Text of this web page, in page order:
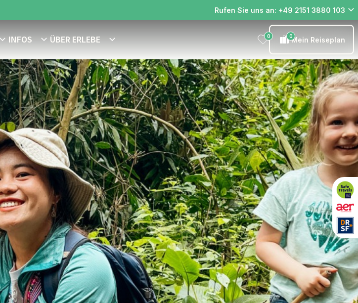
Rufen Sie uns an: +49 2151 3880 103
INFOS ÜBER ERLEBE 0 0Mein Reiseplan